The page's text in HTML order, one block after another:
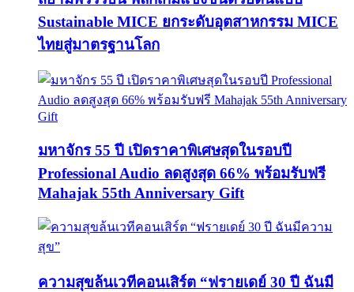
Sustainable MICE ยกระดับอุตสาหกรรม MICE
ไทยสู่มาตรฐานโลก
มหาจักร 55 ปี เปิดราคาพิเศษสุดในรอบปี
Professional Audio ลดสูงสุด 66% พร้อมรับฟรี
Mahajak 55th Anniversary Gift
ความสุขล้นเวทีคอนเสิร์ต “ฟรายเดย์ 30 ปี ฉันมี